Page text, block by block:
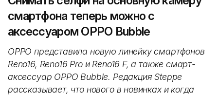
смартфона теперь можно с
аксессуаром OPPO Bubble
OPPO представила новую линейку смартфонов
Reno16, Reno16 Pro и Reno16 F, а также смарт-
аксессуар OPPO Bubble. Редакция Steppe
рассказывает, что нового в новинках и когда